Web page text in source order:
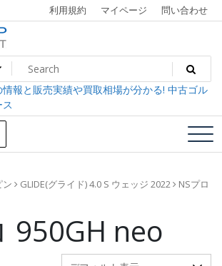
利用規約 マイページ 問い合わせ
Market dev
級！U-SHOPゴルフマーケット
報と販売実績や買取相場が分かる! 中古ゴル
ン GLIDE(グライド) 4.0 S ウェッジ 2022
NSプロ
950GH neo